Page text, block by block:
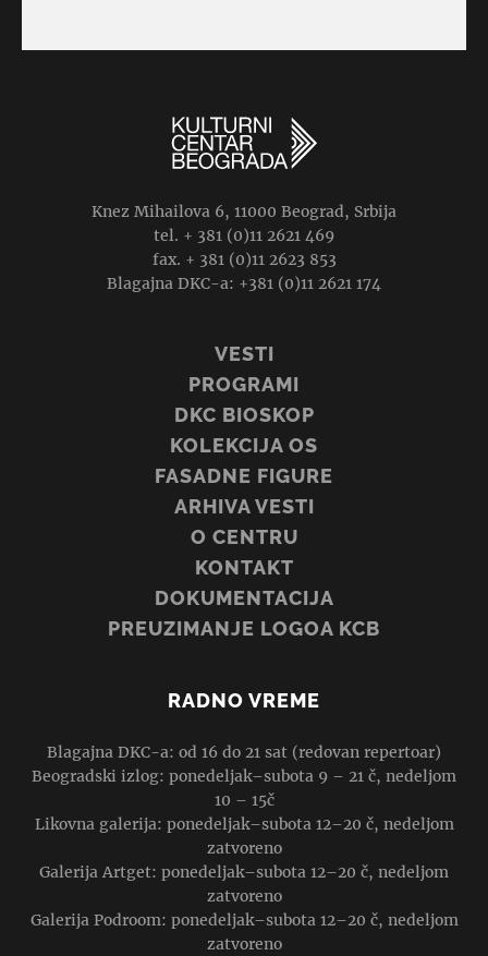
Knez Mihailova 6, 11000 Beograd, Srbija
tel. + 381 (0)11 2621 469
fax. + 381 (0)11 2623 853
Blagajna DKC-a: +381 (0)11 2621 174
VESTI
PROGRAMI
DKC BIOSKOP
KOLEKCIJA OS
FASADNE FIGURE
ARHIVA VESTI
O CENTRU
KONTAKT
DOKUMENTACIJA
PREUZIMANJE LOGOA KCB
RADNO VREME
Blagajna DKC-a: od 16 do 21 sat (redovan repertoar)
Beogradski izlog: ponedeljak–subota 9 – 21 č, nedeljom
10 – 15č
Likovna galerija: ponedeljak–subota 12–20 č, nedeljom
zatvoreno
Galerija Artget: ponedeljak–subota 12–20 č, nedeljom
zatvoreno
Galerija Podroom: ponedeljak–subota 12–20 č, nedeljom
zatvoreno